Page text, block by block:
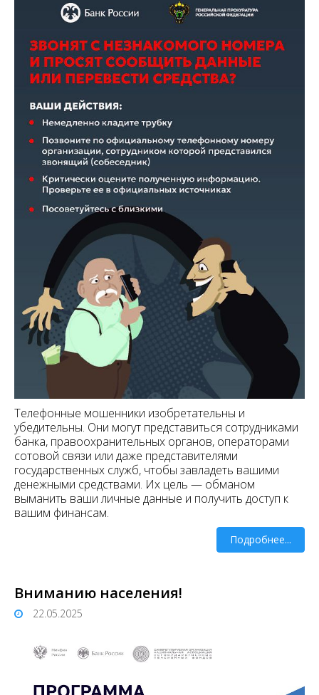
Телефонные мошенники изобретательны и
убедительны. Они могут представиться сотрудниками
банка, правоохранительных органов, операторами
сотовой связи или даже представителями
государственных служб, чтобы завладеть вашими
денежными средствами. Их цель — обманом
выманить ваши личные данные и получить доступ к
вашим финансам.
Подробнее...
Вниманию населения!
22.05.2025